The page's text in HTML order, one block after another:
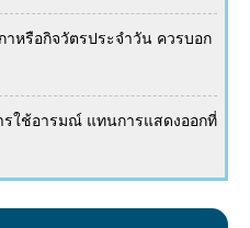
หรือกิจวัตรประจำวัน ควรบอก
ใช้อารมณ์ แทนการแสดงออกที่